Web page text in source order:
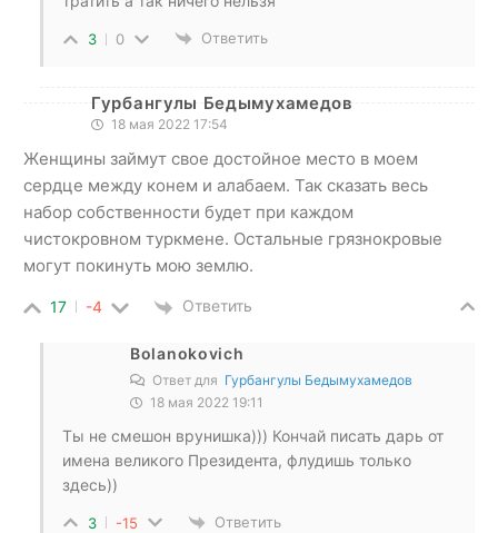
3 0 Ответить
Гурбангулы Бедымухамедов
18 мая 2022 17:54
Женщины займут свое достойное место в моем
сердце между конем и алабаем. Так сказать весь
набор собственности будет при каждом
чистокровном туркмене. Остальные грязнокровые
могут покинуть мою землю.
17 -4 Ответить
Bolanokovich
Ответ для Гурбангулы Бедымухамедов
18 мая 2022 19:11
Ты не смешон врунишка))) Кончай писать дарь от
имена великого Президента, флудишь только
здесь))
3 -15 Ответить